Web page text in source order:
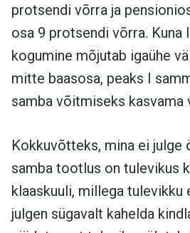
protsendi võrra ja
osa 9 protsendi võrra. Kuna
kogumine mõjutab igaühe
mitte baasosa, peaks I
samba võitmiseks kasvama
Kokkuvõtteks, mina ei julge
samba tootlus on tulevikus
klaaskuuli, millega tulevikku
julgen sügavalt kahelda